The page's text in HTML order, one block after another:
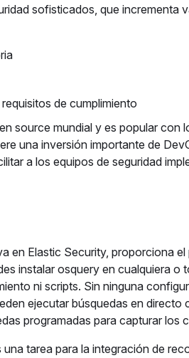
sofisticados, que incrementa
de cumplimiento
source mundial y es popular con
una inversión importante de
a los equipos de seguridad
en Elastic Security, proporciona
instalar osquery en cualquiera o
ni scripts. Sin ninguna
ejecutar búsquedas en directo
programadas para capturar los
tarea para la integración de